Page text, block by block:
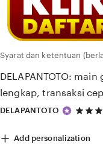
Syarat dan ketentuan
DELAPANTOTO:
lengkap, transaksi
DELAPANTOTO
5
5
Add personalization